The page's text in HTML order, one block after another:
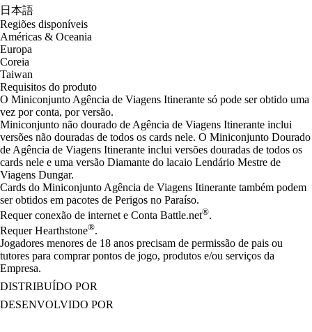
日本語
Regiões disponíveis
Américas & Oceania
Europa
Coreia
Taiwan
Requisitos do produto
O Miniconjunto Agência de Viagens Itinerante só pode ser obtido uma
vez por conta, por versão.
Miniconjunto não dourado de Agência de Viagens Itinerante inclui
versões não douradas de todos os cards nele. O Miniconjunto Dourado
de Agência de Viagens Itinerante inclui versões douradas de todos os
cards nele e uma versão Diamante do lacaio Lendário Mestre de
Viagens Dungar.
Cards do Miniconjunto Agência de Viagens Itinerante também podem
ser obtidos em pacotes de Perigos no Paraíso.
Requer conexão de internet e Conta Battle.net®.
Requer Hearthstone®.
Jogadores menores de 18 anos precisam de permissão de pais ou
tutores para comprar pontos de jogo, produtos e/ou serviços da
Empresa.
DISTRIBUÍDO POR
DESENVOLVIDO POR